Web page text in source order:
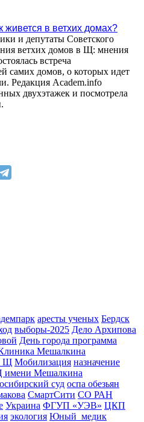
в ветхих домах?
и депутаты Советского
ветхих домов в Щ: мнения
встреча
самих домов, о которых идет
Редакция Academ.info
двухэтажек и посмотрела
аресты ученых Бердск
выборы-2025 Дело Архипова
День города программа
Мешалкина
Щ Мобилизация назначение
Мешалкина
суд оспа обезьян
СмартСити СО РАН
Украина ФГУП «УЭВ» ЦКП
экология Юный_медик